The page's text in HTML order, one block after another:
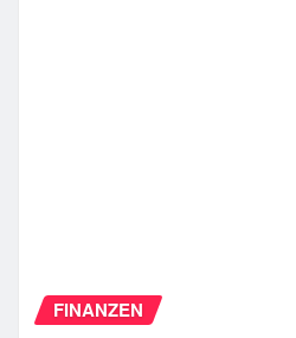
FINANZEN